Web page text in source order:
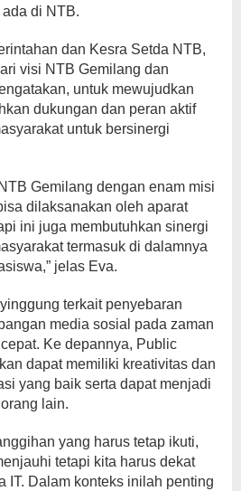
di NTB.
dan Kesra Setda NTB,
visi NTB Gemilang dan
untuk mewujudkan
dukungan dan peran aktif
untuk bersinergi
Gemilang dengan enam misi
dilaksanakan oleh aparat
ini juga membutuhkan sinergi
termasuk di dalamnya
jelas Eva.
terkait penyebaran
media sosial pada zaman
Ke depannya, Public
dapat memiliki kreativitas dan
yang baik serta dapat menjadi
lain.
yang harus tetap ikuti,
tetapi kita harus dekat
IT. Dalam konteks inilah penting